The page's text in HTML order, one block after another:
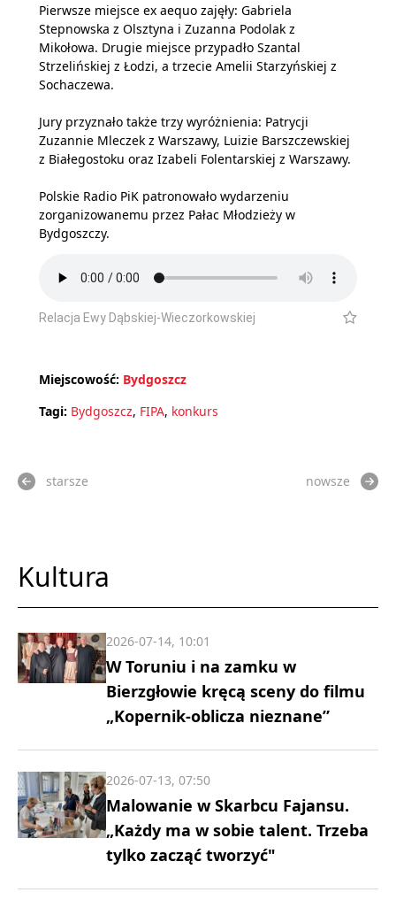
Pierwsze miejsce ex aequo zajęły: Gabriela
Stepnowska z Olsztyna i Zuzanna Podolak z
Mikołowa. Drugie miejsce przypadło Szantal
Strzelińskiej z Łodzi, a trzecie Amelii Starzyńskiej z
Sochaczewa.
Jury przyznało także trzy wyróżnienia: Patrycji
Zuzannie Mleczek z Warszawy, Luizie Barszczewskiej
z Białegostoku oraz Izabeli Folentarskiej z Warszawy.
Polskie Radio PiK patronowało wydarzeniu
zorganizowanemu przez Pałac Młodzieży w
Bydgoszczy.
Relacja Ewy Dąbskiej-Wieczorkowskiej
Miejscowość: Bydgoszcz
Tagi: Bydgoszcz, FIPA, konkurs
starsze nowsze
Kultura
W Toruniu i na zamku w
Bierzgłowie kręcą sceny do filmu
„Kopernik-oblicza nieznane”
2026-07-14, 10:01
Malowanie w Skarbcu Fajansu.
„Każdy ma w sobie talent. Trzeba
tylko zacząć tworzyć"
2026-07-13, 07:50